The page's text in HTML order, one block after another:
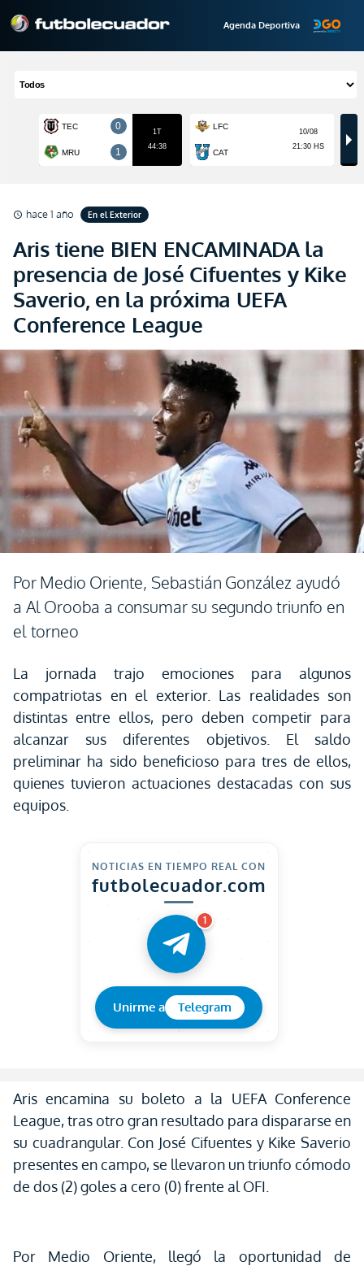
Agenda Deportiva
schedule hace 1 año En el Exterior
Aris tiene BIEN ENCAMINADA la
presencia de José Cifuentes y Kike
Saverio, en la próxima UEFA
Conference League
Por Medio Oriente, Sebastián González ayudó
a Al Orooba a consumar su segundo triunfo en
el torneo
La jornada trajo emociones para algunos
compatriotas en el exterior. Las realidades son
distintas entre ellos, pero deben competir para
alcanzar sus diferentes objetivos. El saldo
preliminar ha sido beneficioso para tres de ellos,
quienes tuvieron actuaciones destacadas con sus
equipos.
NOTICIAS EN TIEMPO REAL CON
futbolecuador.com
1
Unirme a Telegram
Aris encamina su boleto a la UEFA Conference
League, tras otro gran resultado para dispararse en
su cuadrangular. Con José Cifuentes y Kike Saverio
presentes en campo, se llevaron un triunfo cómodo
de dos (2) goles a cero (0) frente al OFI.
Por Medio Oriente, llegó la oportunidad de